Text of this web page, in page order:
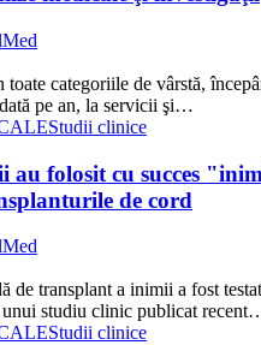
toate categoriile de vârstă,
pe an, la servicii şi…
Studii clinice
au folosit cu succes
de cord
de transplant a inimii a fost
studiu clinic publicat
Studii clinice